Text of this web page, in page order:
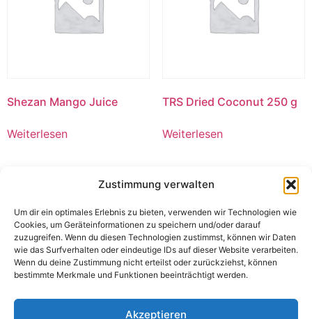
Zustimmung verwalten
Um dir ein optimales Erlebnis zu bieten, verwenden wir Technologien wie
Cookies, um Geräteinformationen zu speichern und/oder darauf
zuzugreifen. Wenn du diesen Technologien zustimmst, können wir Daten
wie das Surfverhalten oder eindeutige IDs auf dieser Website verarbeiten.
Wenn du deine Zustimmung nicht erteilst oder zurückziehst, können
bestimmte Merkmale und Funktionen beeinträchtigt werden.
Akzeptieren
Shezan Mango Juice
Weiterlesen
TRS Dried Coconut 250 g
Weiterlesen